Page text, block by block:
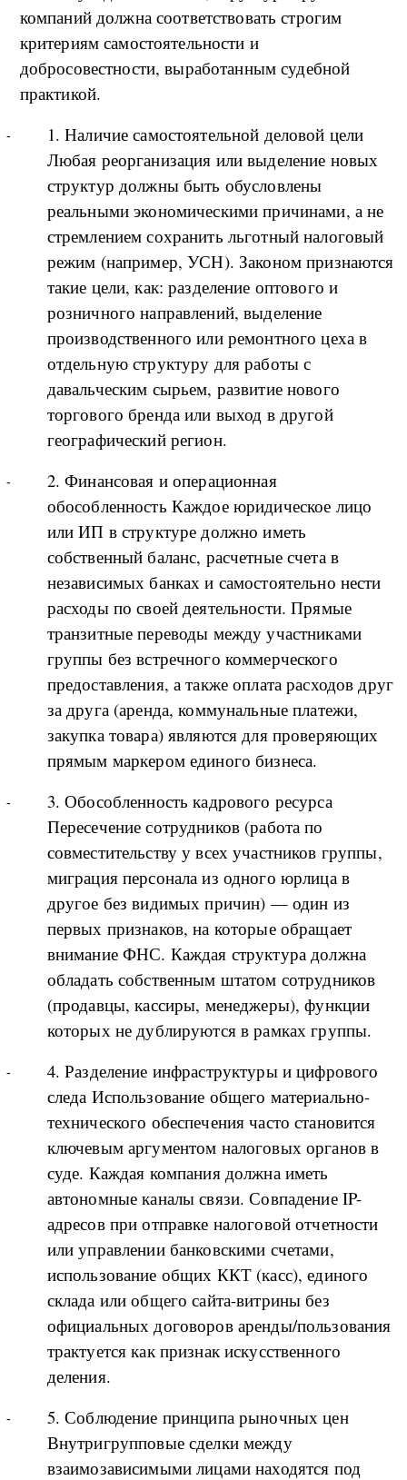
компаний должна соответствовать строгим
критериям самостоятельности и
добросовестности, выработанным судебной
практикой.
1. Наличие самостоятельной деловой цели
Любая реорганизация или выделение новых
структур должны быть обусловлены
реальными экономическими причинами, а не
стремлением сохранить льготный налоговый
режим (например, УСН). Законом признаются
такие цели, как: разделение оптового и
розничного направлений, выделение
производственного или ремонтного цеха в
отдельную структуру для работы с
давальческим сырьем, развитие нового
торгового бренда или выход в другой
географический регион.
2. Финансовая и операционная
обособленность Каждое юридическое лицо
или ИП в структуре должно иметь
собственный баланс, расчетные счета в
независимых банках и самостоятельно нести
расходы по своей деятельности. Прямые
транзитные переводы между участниками
группы без встречного коммерческого
предоставления, а также оплата расходов друг
за друга (аренда, коммунальные платежи,
закупка товара) являются для проверяющих
прямым маркером единого бизнеса.
3. Обособленность кадрового ресурса
Пересечение сотрудников (работа по
совместительству у всех участников группы,
миграция персонала из одного юрлица в
другое без видимых причин) — один из
первых признаков, на которые обращает
внимание ФНС. Каждая структура должна
обладать собственным штатом сотрудников
(продавцы, кассиры, менеджеры), функции
которых не дублируются в рамках группы.
4. Разделение инфраструктуры и цифрового
следа Использование общего материально-
технического обеспечения часто становится
ключевым аргументом налоговых органов в
суде. Каждая компания должна иметь
автономные каналы связи. Совпадение IP-
адресов при отправке налоговой отчетности
или управлении банковскими счетами,
использование общих ККТ (касс), единого
склада или общего сайта-витрины без
официальных договоров аренды/пользования
трактуется как признак искусственного
деления.
5. Соблюдение принципа рыночных цен
Внутригрупповые сделки между
взаимозависимыми лицами находятся под